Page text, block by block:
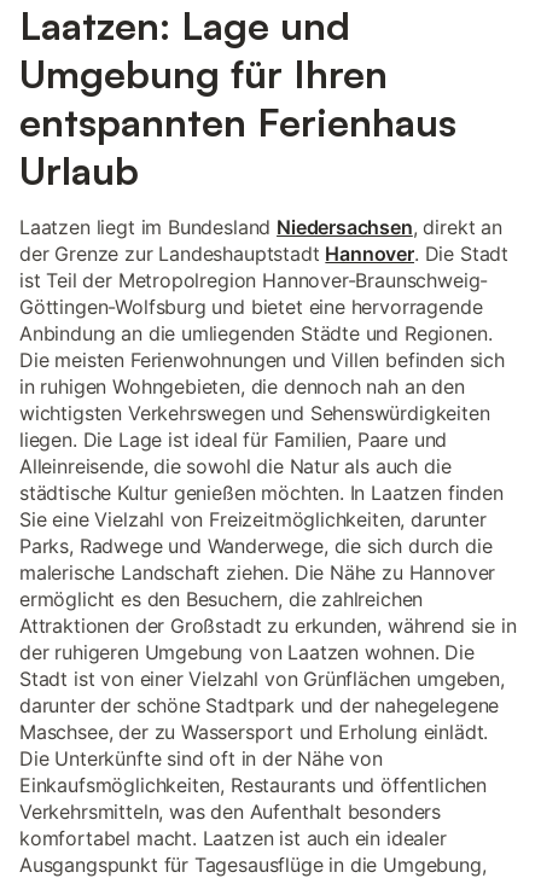
Laatzen: Lage und
Umgebung für Ihren
entspannten Ferienhaus
Urlaub
Laatzen liegt im Bundesland Niedersachsen, direkt an
der Grenze zur Landeshauptstadt Hannover. Die Stadt
ist Teil der Metropolregion Hannover-Braunschweig-
Göttingen-Wolfsburg und bietet eine hervorragende
Anbindung an die umliegenden Städte und Regionen.
Die meisten Ferienwohnungen und Villen befinden sich
in ruhigen Wohngebieten, die dennoch nah an den
wichtigsten Verkehrswegen und Sehenswürdigkeiten
liegen. Die Lage ist ideal für Familien, Paare und
Alleinreisende, die sowohl die Natur als auch die
städtische Kultur genießen möchten. In Laatzen finden
Sie eine Vielzahl von Freizeitmöglichkeiten, darunter
Parks, Radwege und Wanderwege, die sich durch die
malerische Landschaft ziehen. Die Nähe zu Hannover
ermöglicht es den Besuchern, die zahlreichen
Attraktionen der Großstadt zu erkunden, während sie in
der ruhigeren Umgebung von Laatzen wohnen. Die
Stadt ist von einer Vielzahl von Grünflächen umgeben,
darunter der schöne Stadtpark und der nahegelegene
Maschsee, der zu Wassersport und Erholung einlädt.
Die Unterkünfte sind oft in der Nähe von
Einkaufsmöglichkeiten, Restaurants und öffentlichen
Verkehrsmitteln, was den Aufenthalt besonders
komfortabel macht. Laatzen ist auch ein idealer
Ausgangspunkt für Tagesausflüge in die Umgebung,